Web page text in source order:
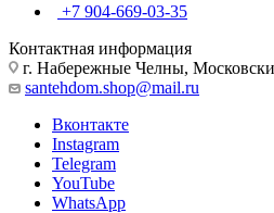
+7 904-669-03-35
Контактная информация
г. Набережные Челны,
santehdom.shop@mail.ru
Вконтакте
Instagram
Telegram
YouTube
WhatsApp